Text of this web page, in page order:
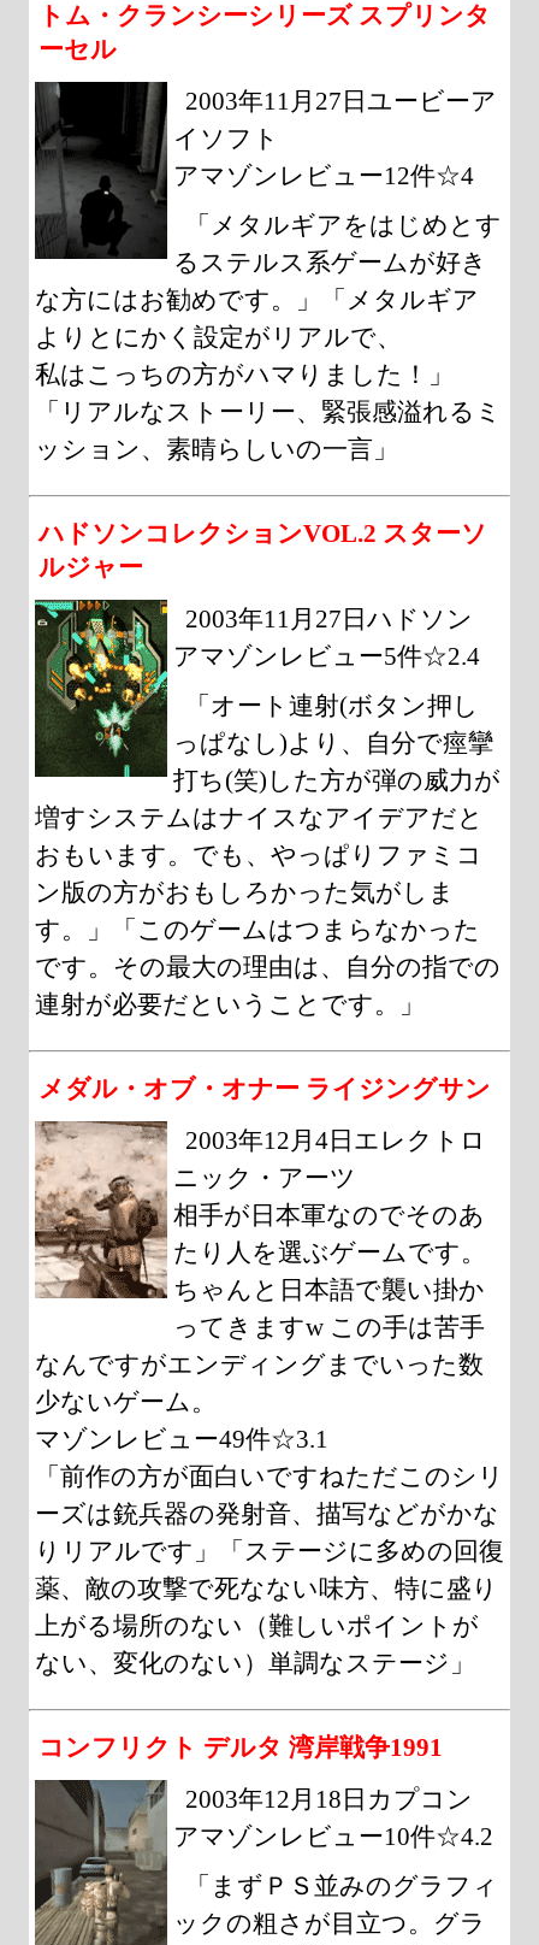
トム・クランシーシリーズ スプリンタ
ーセル
2003年11月27日ユービーア
イソフト
アマゾンレビュー12件☆4
「メタルギアをはじめとす
るステルス系ゲームが好き
な方にはお勧めです。」「メタルギア
よりとにかく設定がリアルで、
私はこっちの方がハマりました！」
「リアルなストーリー、緊張感溢れるミ
ッション、素晴らしいの一言」
ハドソンコレクションVOL.2 スターソ
ルジャー
2003年11月27日ハドソン
アマゾンレビュー5件☆2.4
「オート連射(ボタン押し
っぱなし)より、自分で痙攣
打ち(笑)した方が弾の威力が
増すシステムはナイスなアイデアだと
おもいます。でも、やっぱりファミコ
ン版の方がおもしろかった気がしま
す。」「このゲームはつまらなかった
です。その最大の理由は、自分の指での
連射が必要だということです。」
メダル・オブ・オナー ライジングサン
2003年12月4日エレクトロ
ニック・アーツ
相手が日本軍なのでそのあ
たり人を選ぶゲームです。
ちゃんと日本語で襲い掛か
ってきますw この手は苦手
なんですがエンディングまでいった数
少ないゲーム。
マゾンレビュー49件☆3.1
「前作の方が面白いですねただこのシリ
ーズは銃兵器の発射音、描写などがかな
りリアルです」「ステージに多めの回復
薬、敵の攻撃で死なない味方、特に盛り
上がる場所のない（難しいポイントが
ない、変化のない）単調なステージ」
コンフリクト デルタ 湾岸戦争1991
2003年12月18日カプコン
アマゾンレビュー10件☆4.2
「まずＰＳ並みのグラフィ
ックの粗さが目立つ。グラ